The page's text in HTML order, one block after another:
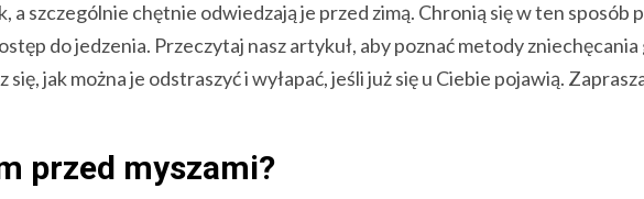
a szczególnie chętnie odwiedzają je przed zimą. Chronią się w ten sposób
do jedzenia. Przeczytaj nasz artykuł, aby poznać metody
jak można je odstraszyć i wyłapać, jeśli już się u Ciebie pojawią.
przed myszami?